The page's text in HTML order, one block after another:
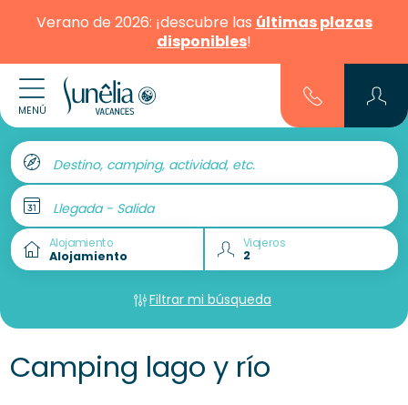
Verano de 2026: ¡descubre las últimas plazas
disponibles!
MENÚ
Destino, camping, actividad, etc.
Llegada - Salida
Alojamiento Viajeros
Filtrar mi búsqueda
Camping lago y río